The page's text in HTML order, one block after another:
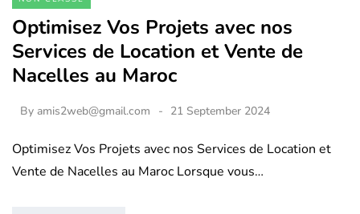
Optimisez Vos Projets avec nos
Services de Location et Vente de
Nacelles au Maroc
By amis2web@gmail.com 21 September 2024
Optimisez Vos Projets avec nos Services de Location et
Vente de Nacelles au Maroc Lorsque vous…